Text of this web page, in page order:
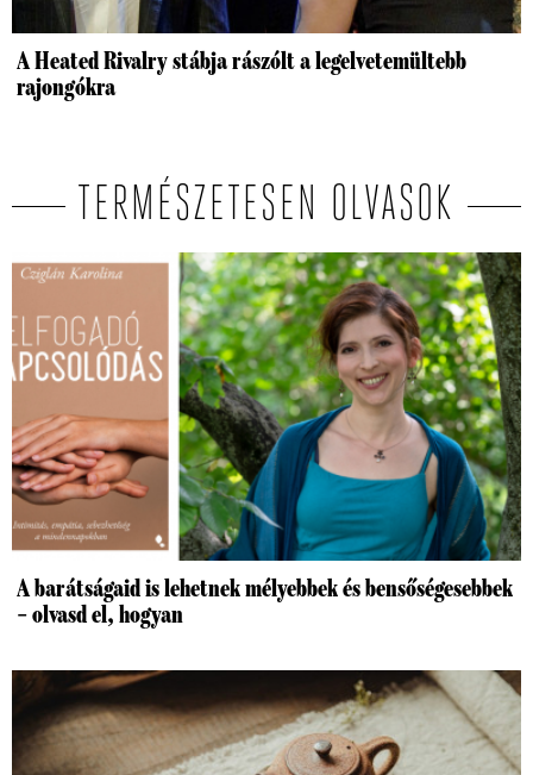
A Heated Rivalry stábja rászólt a legelvetemültebb
rajongókra
TERMÉSZETESEN OLVASOK
A barátságaid is lehetnek mélyebbek és bensőségesebbek
– olvasd el, hogyan